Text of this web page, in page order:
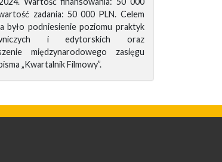
zadania: 50 000 PLN. Celem
było podniesienie poziomu praktyk
i edytorskich oraz
międzynarodowego zasięgu
„Kwartalnik Filmowy”.